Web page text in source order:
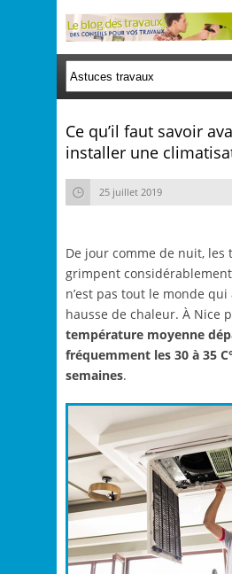
Ce qu’il faut savoir
installer une
25 juillet 2019
De jour comme de nuit, les
grimpent
n’est pas tout le monde
hausse de chaleur. À Nice
température moyenne
fréquemment les 30 à 35
semaines.